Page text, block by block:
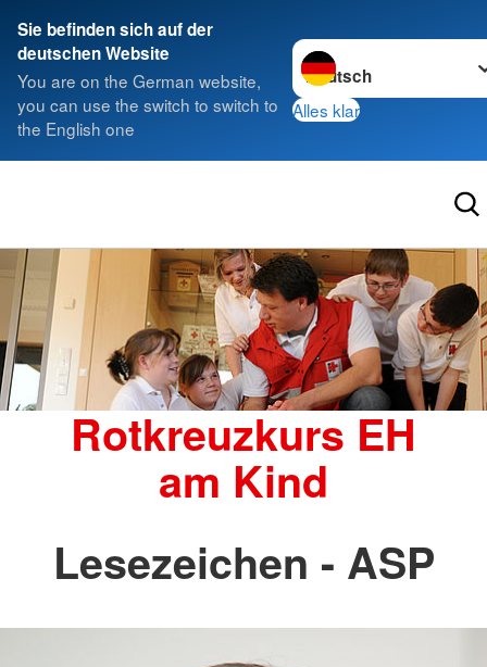
Sie befinden sich auf der
deutschen Website
You are on the German website,
you can use the switch to switch to
the English one
Sprache wechseln zu
Alles klar
Rotkreuzkurs EH
am Kind
Lesezeichen - ASP